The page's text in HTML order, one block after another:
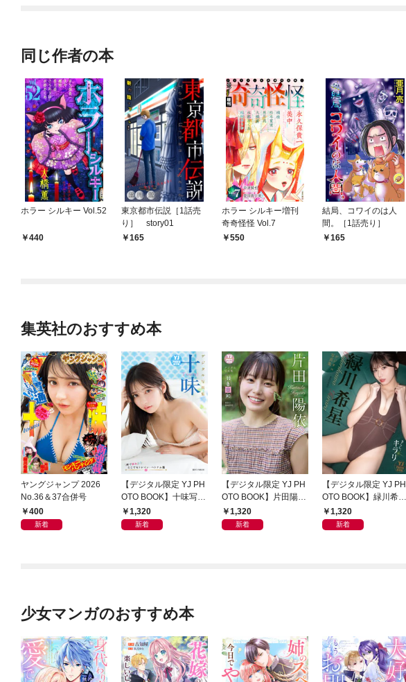
同じ作者の本
ホラー シルキー Vol.52
440
東京都市伝説［1話売
り］ story01
165
ホラー シルキー増刊
奇奇怪怪 Vol.7
550
結局、コワイのは人
間。［1話売り］
165
集英社のおすすめ本
ヤングジャンプ 2026
No.36＆37合併号
400
新着
【デジタル限定 YJ PH
OTO BOOK】十味写真
集「続・『ぽみ』！？
どこでもトレイン・ベ
1,320
新着
【デジタル限定 YJ PH
OTO BOOK】片田陽依
写真集「羽色日和」
1,320
新着
【デジタル限定 YJ PH
OTO BOOK】緑川希星
写真集「きらら、キラ
リ」
1,320
新着
少女マンガのおすすめ本